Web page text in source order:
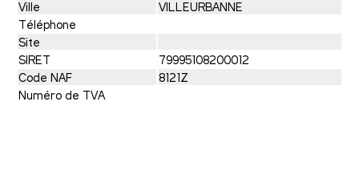
Ville
VILLEURBANNE
Téléphone
Site
SIRET
79995108200012
Code NAF
8121Z
Numéro de TVA